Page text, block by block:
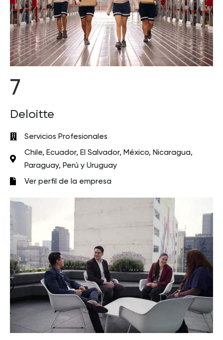
7
Deloitte
Servicios Profesionales
Chile, Ecuador, El Salvador, México, Nicaragua,
Paraguay, Perú y Uruguay
Ver perfil de la empresa